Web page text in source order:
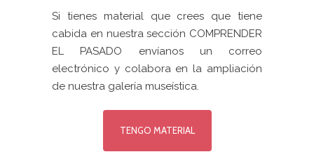
Si tienes material que crees que tiene
cabida en nuestra sección COMPRENDER
EL PASADO envíanos un correo
electrónico y colabora en la ampliación
de nuestra galería museística.
TENGO MATERIAL